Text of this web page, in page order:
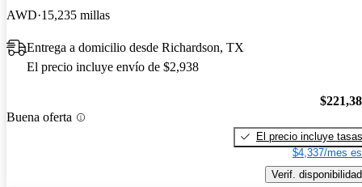
AWD 15,235 millas
Entrega a domicilio desde Richardson, TX
El precio incluye envío de $2,938
Buena oferta
El precio incluye tasas
$4,337/mes
Verif. disponibilidad